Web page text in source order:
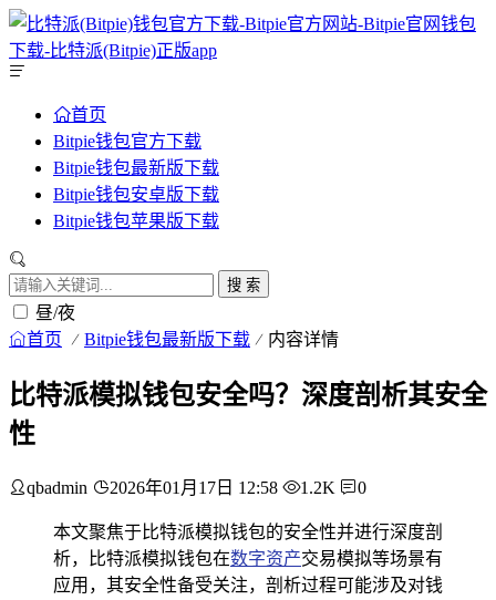
首页
Bitpie钱包官方下载
Bitpie钱包最新版下载
Bitpie钱包安卓版下载
Bitpie钱包苹果版下载
搜 索
昼/夜
首页 Bitpie钱包最新版下载 内容详情
比特派模拟钱包安全吗？深度剖析其安全
性
qbadmin 2026年01月17日 12:58 1.2K 0
本文聚焦于比特派模拟钱包的安全性并进行深度剖
析，比特派模拟钱包在数字资产交易模拟等场景有
应用，其安全性备受关注，剖析过程可能涉及对钱